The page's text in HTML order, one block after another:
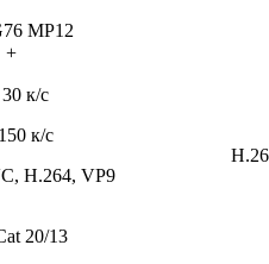
MP12
+
к/с
к/с
H.264, VP9
20/13